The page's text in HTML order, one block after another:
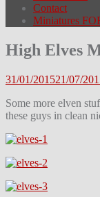
Contact
Miniatures
High Elves
31/01/201521/07/
Some more elven
these guys in clean